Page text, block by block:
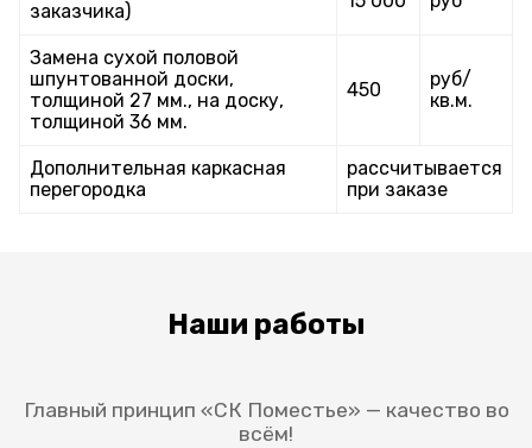
заказчика)
Замена сухой половой
шпунтованной доски,
толщиной 27 мм., на доску,
толщиной 36 мм.
450
руб/
кв.м.
Дополнительная каркасная
перегородка
рассчитывается
при заказе
Наши работы
Главный принцип «СК Поместье» — качество во
всём!